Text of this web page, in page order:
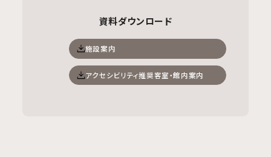
資料ダウンロード
施設案内
アクセシビリティ推奨客室・館内案内